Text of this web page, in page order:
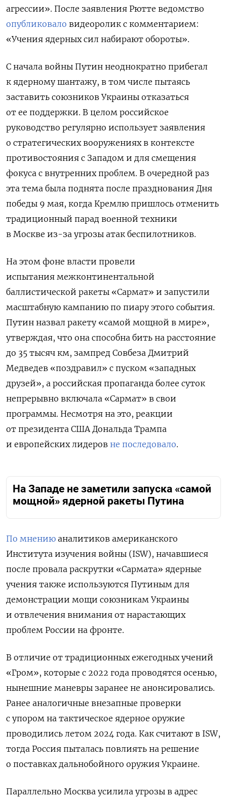
агрессии». После заявления Рютте ведомство
опубликовало видеоролик с комментарием:
«Учения ядерных сил набирают обороты».
С начала войны Путин неоднократно прибегал
к ядерному шантажу, в том числе пытаясь
заставить союзников Украины отказаться
от ее поддержки. В целом российское
руководство регулярно использует заявления
о стратегических вооружениях в контексте
противостояния с Западом и для смещения
фокуса с внутренних проблем. В очередной раз
эта тема была поднята после празднования Дня
победы 9 мая, когда Кремлю пришлось отменить
традиционный парад военной техники
в Москве из-за угрозы атак беспилотников.
На этом фоне власти провели
испытания межконтинентальной
баллистической ракеты «Сармат» и запустили
масштабную кампанию по пиару этого события.
Путин назвал ракету «самой мощной в мире»,
утверждая, что она способна бить на расстояние
до 35 тысяч км, зампред Совбеза Дмитрий
Медведев «поздравил» с пуском «западных
друзей», а российская пропаганда более суток
непрерывно включала «Сармат» в свои
программы. Несмотря на это, реакции
от президента США Дональда Трампа
и европейских лидеров не последовало.
На Западе не заметили запуска «самой
мощной» ядерной ракеты Путина
По мнению аналитиков американского
Института изучения войны (ISW), начавшиеся
после провала раскрутки «Сармата» ядерные
учения также используются Путиным для
демонстрации мощи союзникам Украины
и отвлечения внимания от нарастающих
проблем России на фронте.
В отличие от традиционных ежегодных учений
«Гром», которые с 2022 года проводятся осенью,
нынешние маневры заранее не анонсировались.
Ранее аналогичные внезапные проверки
с упором на тактическое ядерное оружие
проводились летом 2024 года. Как считают в ISW,
тогда Россия пыталась повлиять на решение
о поставках дальнобойного оружия Украине.
Параллельно Москва усилила угрозы в адрес